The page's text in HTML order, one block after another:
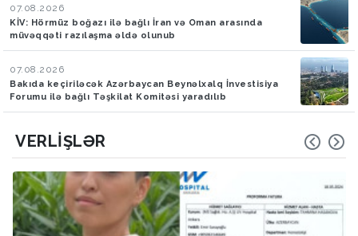
07.08.2026
KİV: Hörmüz boğazı ilə bağlı İran və Oman arasında
müvəqqəti razılaşma əldə olunub
07.08.2026
Bakıda keçiriləcək Azərbaycan Beynəlxalq İnvestisiya
Forumu ilə bağlı Təşkilat Komitəsi yaradılıb
VERLIŞLƏR